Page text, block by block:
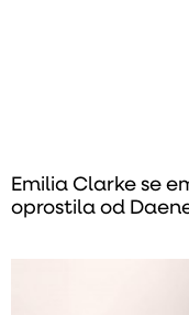
Emilia Clarke se
oprostila od